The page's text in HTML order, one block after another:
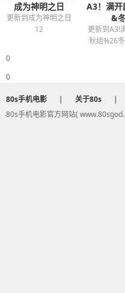
成为神明之日
更新到成为神明之日
12
A3！满开
&
更新到A3!
秋组%26
0
0
80s手机电影 | 关于80s |
80s手机电影官方网站(